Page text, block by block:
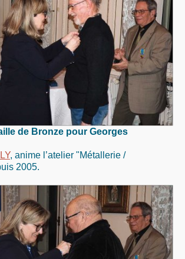
de Bronze pour Georges
, anime l’atelier "Métallerie /
2005.